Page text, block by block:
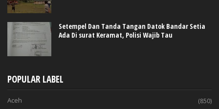
Setempel Dan Tanda Tangan Datok Bandar Setia
Ada Di surat Keramat, Polisi Wajib Tau
POPULAR LABEL
Aceh (850)